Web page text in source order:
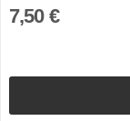
7,50 €